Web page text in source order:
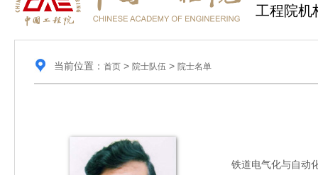
工程院机
当前位置： 首页> 院士队伍 > 院士名单
铁道电气化与自动化